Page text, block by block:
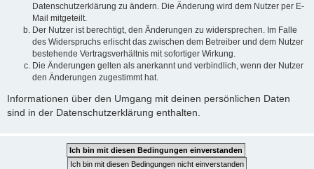
Datenschutzerklärung zu ändern. Die Änderung wird dem Nutzer per E-
Mail mitgeteilt.
Der Nutzer ist berechtigt, den Änderungen zu widersprechen. Im Falle
des Widerspruchs erlischt das zwischen dem Betreiber und dem Nutzer
bestehende Vertragsverhältnis mit sofortiger Wirkung.
Die Änderungen gelten als anerkannt und verbindlich, wenn der Nutzer
den Änderungen zugestimmt hat.
Informationen über den Umgang mit deinen persönlichen Daten
sind in der Datenschutzerklärung enthalten.